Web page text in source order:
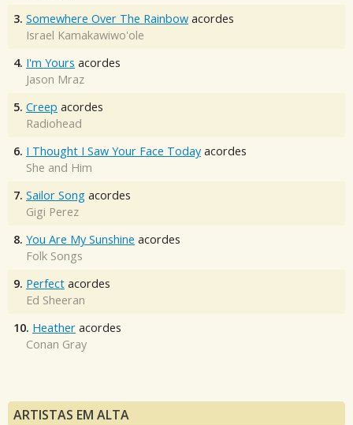
3. Somewhere Over The Rainbow acordes
Israel Kamakawiwo'ole
4. I'm Yours acordes
Jason Mraz
5. Creep acordes
Radiohead
6. I Thought I Saw Your Face Today acordes
She and Him
7. Sailor Song acordes
Gigi Perez
8. You Are My Sunshine acordes
Folk Songs
9. Perfect acordes
Ed Sheeran
10. Heather acordes
Conan Gray
ARTISTAS EM ALTA